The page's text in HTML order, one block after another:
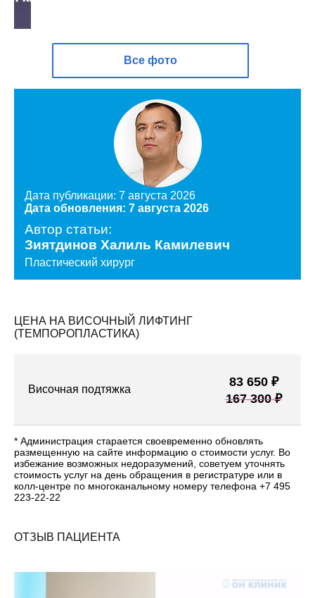
Все фото
Дата публикации: 7 августа 2026
Дата обновления: 7 августа 2026
Автор статьи:
Зиятдинов Халиль Камилевич
Пластический хирург
ЦЕНА НА ВИСОЧНЫЙ ЛИФТИНГ
(ТЕМПОРОПЛАСТИКА)
Височная подтяжка
83 650 ₽
167 300 ₽
* Администрация старается своевременно обновлять
размещенную на сайте информацию о стоимости услуг. Во
избежание возможных недоразумений, советуем уточнять
стоимость услуг на день обращения в регистратуре или в
колл-центре по многоканальному номеру телефона +7 495
223-22-22
ОТЗЫВ ПАЦИЕНТА